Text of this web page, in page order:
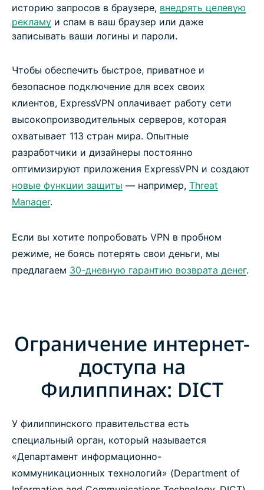
историю запросов в браузере, внедрять целевую
рекламу и спам в ваш браузер или даже
записывать ваши логины и пароли.
Чтобы обеспечить быстрое, приватное и
безопасное подключение для всех своих
клиентов, ExpressVPN оплачивает работу сети
высокопроизводительных серверов, которая
охватывает 113 стран мира. Опытные
разработчики и дизайнеры постоянно
оптимизируют приложения ExpressVPN и создают
новые функции защиты — например, Threat
Manager.
Если вы хотите попробовать VPN в пробном
режиме, не боясь потерять свои деньги, мы
предлагаем 30-дневную гарантию возврата денег.
Ограничение интернет-
доступа на
Филиппинах: DICT
У филиппинского правительства есть
специальный орган, который называется
«Департамент информационно-
коммуникационных технологий» (Department of